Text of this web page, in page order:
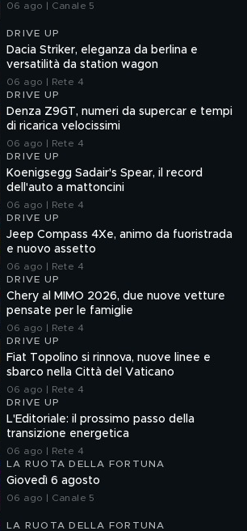
06 ago | Canale 5
DRIVE UP
Dacia Striker, eleganza da berlina e
versatilità da station wagon
06 ago | Rete 4
DRIVE UP
Denza Z9GT, numeri da supercar e tempi
di ricarica velocissimi
06 ago | Rete 4
DRIVE UP
Koenigsegg Sadair's Spear, il record
dell'auto a mattoncini
06 ago | Rete 4
DRIVE UP
Jeep Compass 4Xe, animo da fuoristrada
e nuovo assetto
06 ago | Rete 4
DRIVE UP
Chery al MIMO 2026, due nuove vetture
pensate per le famiglie
06 ago | Rete 4
DRIVE UP
Fiat Topolino si rinnova, nuove linee e
sbarco nella Città del Vaticano
06 ago | Rete 4
DRIVE UP
L'Editoriale: il prossimo passo della
transizione energetica
06 ago | Rete 4
LA RUOTA DELLA FORTUNA
Giovedì 6 agosto
06 ago | Canale 5
LA RUOTA DELLA FORTUNA